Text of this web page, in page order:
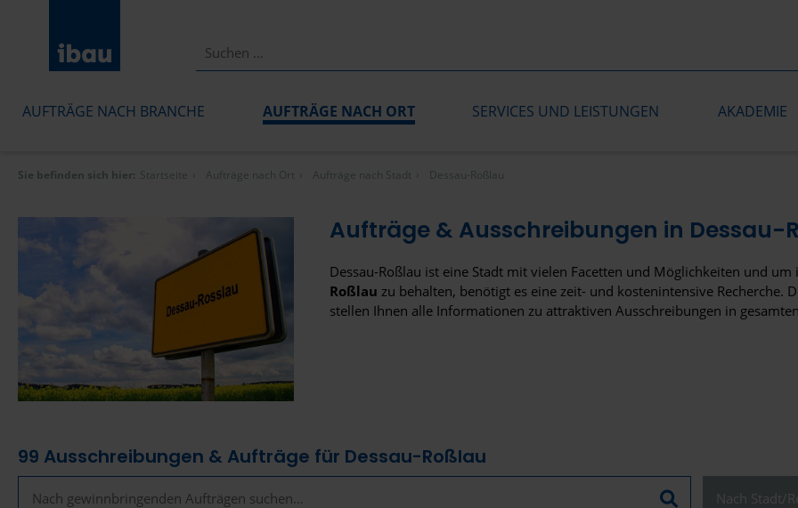
AUFTRÄGE NACH BRANCHE AUFTRÄGE NACH ORT SERVICES UND LEISTUNGEN AKADEMIE
Sie befinden sich hier: Startseite Aufträge nach Ort Aufträge nach Stadt Dessau-Roßlau
Aufträge & Ausschreibungen in Dessau-
Dessau-Roßlau ist eine Stadt mit vielen Facetten und Möglichkeiten und
Roßlau zu behalten, benötigt es eine zeit- und kostenintensive Recherche.
stellen Ihnen alle Informationen zu attraktiven Ausschreibungen in
99 Ausschreibungen & Aufträge für Dessau-Roßlau
Nach Stadt/